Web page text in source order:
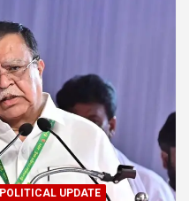
POLITICAL UPDATE